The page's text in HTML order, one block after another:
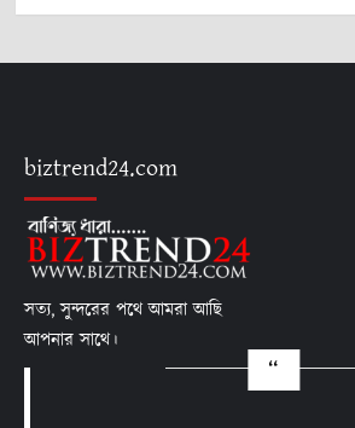
biztrend24.com
সত্য, সুন্দরের পথে আমরা আছি
আপনার সাথে।